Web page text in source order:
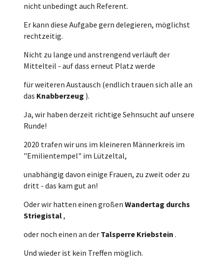
nicht unbedingt auch Referent.
Er kann diese Aufgabe gern delegieren, möglichst
rechtzeitig.
Nicht zu lange und anstrengend verläuft der
Mittelteil - auf dass erneut Platz werde
für weiteren Austausch (endlich trauen sich alle an
das Knabberzeug ).
Ja, wir haben derzeit richtige Sehnsucht auf unsere
Runde!
2020 trafen wir uns im kleineren Männerkreis im
"Emilientempel" im Lützeltal,
unabhängig davon einige Frauen, zu zweit oder zu
dritt - das kam gut an!
Oder wir hatten einen großen Wandertag durchs
Striegistal,
oder noch einen an der Talsperre Kriebstein .
Und wieder ist kein Treffen möglich.